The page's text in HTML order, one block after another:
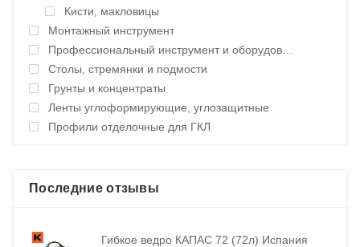
Кисти, макловицы
Монтажный инструмент
Профессиональный инструмент и оборудование
Столы, стремянки и подмости
Грунты и концентраты
Ленты углоформирующие, углозащитные
Профили отделочные для ГКЛ
Последние отзывы
Гибкое ведро КАПАС 72 (72л) Испания